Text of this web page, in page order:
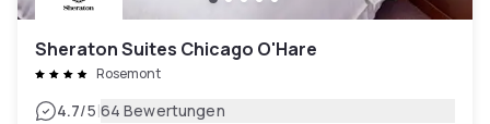
Sheraton Suites Chicago O'Hare
Rosemont
4.7/5|64 Bewertungen